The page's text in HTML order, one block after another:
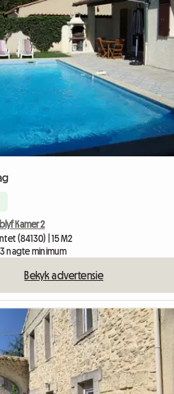
Kamer 2
(84130) | 15 M2
nagte minimum
Bekyk advertensie